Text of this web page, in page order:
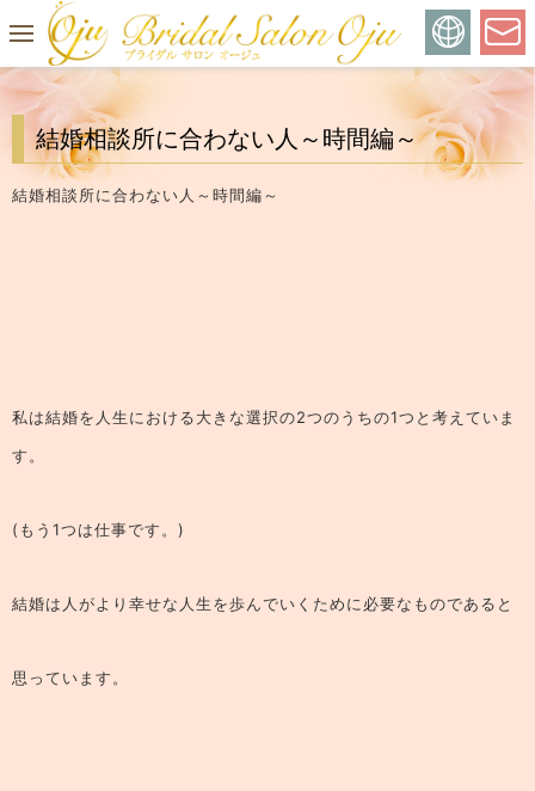
結婚相談所に合わない人～時間編～
結婚相談所に合わない人～時間編～
私は結婚を人生における大きな選択の2つのうちの1つと考えていま
す。
(もう1つは仕事です。)
結婚は人がより幸せな人生を歩んでいくために必要なものであると
思っています。